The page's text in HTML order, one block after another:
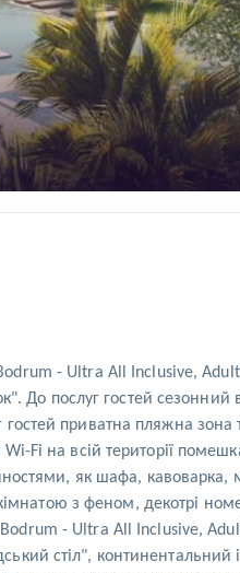
Bodrum - Ultra All Inclusive,
До послуг гостей сезонний
приватна пляжна
Fi на всій території
як шафа, кавоварка,
з феном, декотрі
- Ultra All Inclusive,
стіл", континентальний